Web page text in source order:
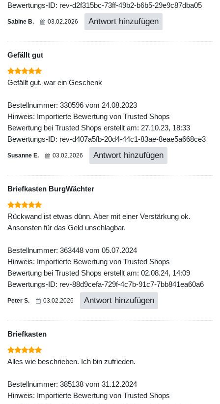
Bewertungs-ID: rev-d2f315bc-73ff-49b2-b6b5-29e9c87dba05
Sabine B. 03.02.2026 Antwort hinzufügen
Gefällt gut
Gefällt gut, war ein Geschenk
Bestellnummer: 330596 vom 24.08.2023
Hinweis: Importierte Bewertung von Trusted Shops
Bewertung bei Trusted Shops erstellt am: 27.10.23, 18:33
Bewertungs-ID: rev-d407a5fb-20d4-44c1-83ae-8eae5a668ce3
Susanne E. 03.02.2026 Antwort hinzufügen
Briefkasten BurgWächter
Rückwand ist etwas dünn. Aber mit einer Verstärkung ok.
Ansonsten für das Geld unschlagbar.
Bestellnummer: 363448 vom 05.07.2024
Hinweis: Importierte Bewertung von Trusted Shops
Bewertung bei Trusted Shops erstellt am: 02.08.24, 14:09
Bewertungs-ID: rev-88d9cefa-729f-4c7b-91c7-7bb841ea60a6
Peter S. 03.02.2026 Antwort hinzufügen
Briefkasten
Alles wie beschrieben. Ich bin zufrieden.
Bestellnummer: 385138 vom 31.12.2024
Hinweis: Importierte Bewertung von Trusted Shops